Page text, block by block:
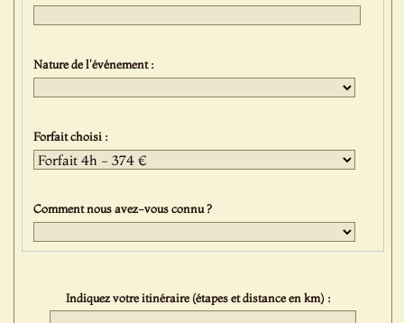
Nature de l'événement :
Forfait choisi :
Comment nous avez-vous connu ?
Indiquez votre itinéraire (étapes et distance en km) :